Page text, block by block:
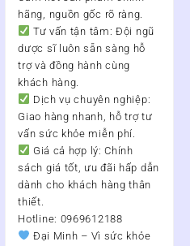
hãng, nguồn gốc rõ ràng.
Tư vấn tận tâm: Đội ngũ
dược sĩ luôn sẵn sàng hỗ
trợ và đồng hành cùng
khách hàng.
Dịch vụ chuyên nghiệp:
Giao hàng nhanh, hỗ trợ tư
vấn sức khỏe miễn phí.
Giá cả hợp lý: Chính
sách giá tốt, ưu đãi hấp dẫn
dành cho khách hàng thân
thiết.
Hotline: 0969612188
Đại Minh – Vì sức khỏe